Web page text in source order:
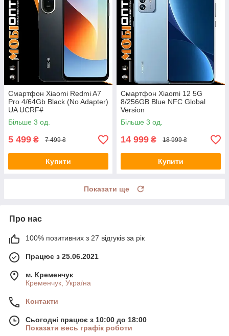
Смартфон Xiaomi Redmi A7
Pro 4/64Gb Black (No Adapter)
UA UCRF#
Більше 3 од.
5 499 ₴ 7 499 ₴
Купити
Смартфон Xiaomi 12 5G
8/256GB Blue NFC Global
Version
Більше 3 од.
14 999 ₴ 18 999 ₴
Купити
Показати ще
Про нас
100% позитивних з 27 відгуків за рік
Працює з 25.06.2021
м. Кременчук
Кременчук, Україна
Контакти
Сьогодні працює з 10:00 до 18:00
Показати весь графік роботи